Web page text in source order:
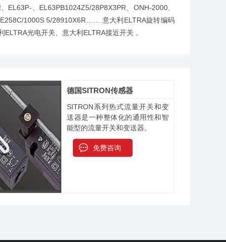
EL63P-、EL63PB1024Z5/28P8X3PR、ONH-2000、
1000S 5/28910X6R…… 意大利ELTRA旋转编码
光电开关、意大利ELTRA接近开关 。
德国SITRON传感器
SITRON系列热式流量开关和变
送器是一种整体化的通用性和智
能型的流量开关和变送器。
免费咨询